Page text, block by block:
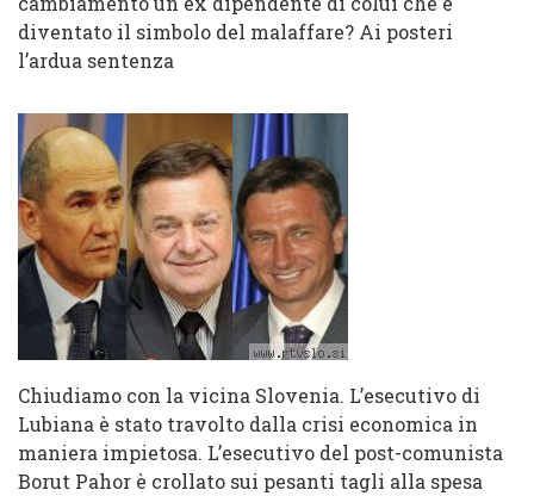
diventato il simbolo del malaffare? Ai posteri
l’ardua sentenza
Chiudiamo con la vicina Slovenia. L’esecutivo di
Lubiana è stato travolto dalla crisi economica in
maniera impietosa. L’esecutivo del post-comunista
Borut Pahor è crollato sui pesanti tagli alla spesa